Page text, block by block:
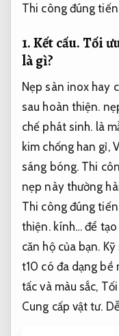
Thi công đúng tiến
1.Kết cấu. Tối
là gì?
Nẹp sàn inox hay
sau hoàn thiện.
chế phát sinh. là
kim chống han gỉ,
sáng bóng. Thi
nẹp này thường
Thi công đúng tiến
thiện.kính… để tạo
căn hộ của bạn. Kỹ
t10 có đa dạng bề
tấc và màu sắc,
Cung cấp vật tư.